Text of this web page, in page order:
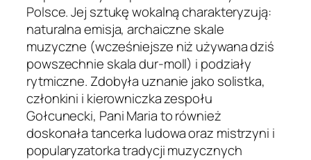
Polsce. Jej sztukę wokalną charakteryzują:
naturalna emisja, archaiczne skale
muzyczne (wcześniejsze niż używana dziś
powszechnie skala dur-moll) i podziały
rytmiczne. Zdobyła uznanie jako solistka,
członkini i kierowniczka zespołu
Gołcunecki, Pani Maria to również
doskonała tancerka ludowa oraz mistrzyni i
popularyzatorka tradycji muzycznych